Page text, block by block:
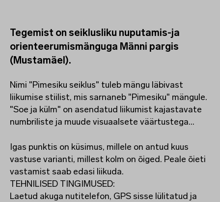
Tegemist on seiklusliku nuputamis-ja
orienteerumismänguga Männi pargis
(Mustamäel).
Nimi "Pimesiku seiklus" tuleb mängu läbivast
liikumise stiilist, mis sarnaneb "Pimesiku" mängule.
"Soe ja külm" on asendatud liikumist kajastavate
numbriliste ja muude visuaalsete väärtustega...
Igas punktis on küsimus, millele on antud kuus
vastuse varianti, millest kolm on õiged. Peale õieti
vastamist saab edasi liikuda.
TEHNILISED TINGIMUSED:
Laetud akuga nutitelefon, GPS sisse lülitatud ja